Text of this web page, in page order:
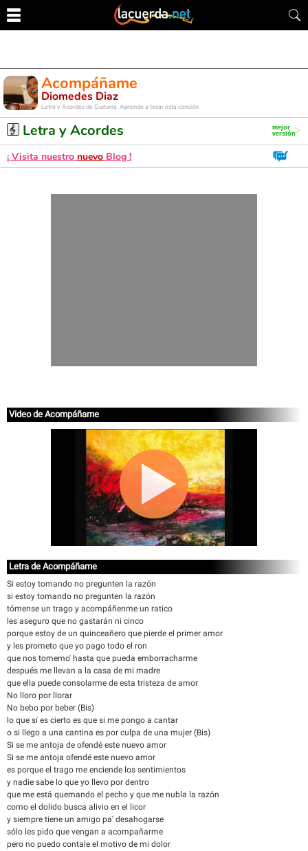
Acompáñame
Diomedes Diaz
Letra y Acordes de Guitarra. Aprende a tocar esta canción
Letra y Acordes
¡ Visita nuestro nuevo Blog !
Video de Acompáñame
Letra de Acompáñame
Si estoy tomando no pregunten la razón
si estoy tomando no pregunten la razón
tómense un trago y acompáñenme un ratico
les aseguro que no gastarán ni cinco
porque estoy de un quinceañero que pierde el primer amor
y les prometo que yo pago todo el ron
que nos tomemo' hasta que pueda emborracharme
después me llevan a la casa de mi madre
que ella puede consolarme de esta tristeza de amor
No lloro por llorar
No bebo por beber (Bis)
lo que sí es cierto es que si me pongo a cantar
o si llego a una cantina es por culpa de una mujer (Bis)
Si se me antoja de ofendé este nuevo amor
Si se me antoja ofendé este nuevo amor
es porque el trago me enciende los sentimientos
y nadie sabe lo que yo llevo por dentro
que me está quemando el pecho y que me nubla la razón
como el dolido busca alivio en el licor
y siempre tiene un amigo pa' desahogarse
sólo les pido que vengan a acompañarme
pero no puedo contale el motivo de mi dolor